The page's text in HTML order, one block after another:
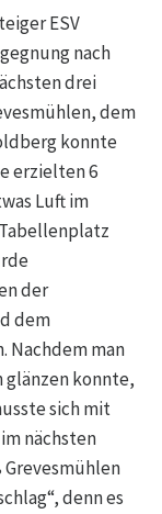
ESV
nach
drei
dem
konnte
erzielten 6
Luft im
der
dem
Nachdem man
glänzen konnte,
sich mit
nächsten
Grevesmühlen
denn es